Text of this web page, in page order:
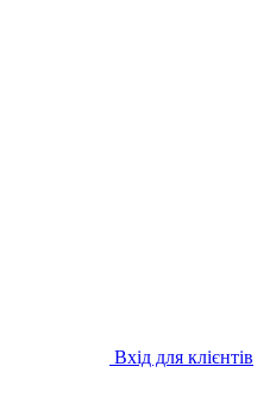
Вхід для клієнтів